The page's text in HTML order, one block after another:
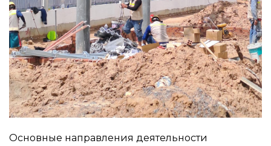
Основные направления деятельности